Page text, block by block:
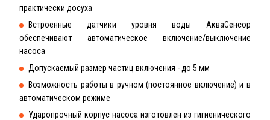
практически досуха
Встроенные датчики уровня воды АкваСенсор
обеспечивают автоматическое включение/выключение
насоса
Допускаемый размер частиц включения - до 5 мм
Возможность работы в ручном (постоянное включение) и в
автоматическом режиме
Ударопрочный корпус насоса изготовлен из гигиенического